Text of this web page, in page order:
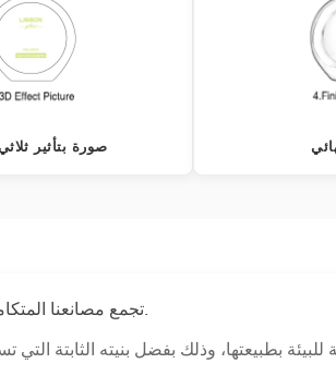
صورة بتأثير
تجمع مصانعنا المتكاملة بسلاسة بين تصنيع الزجاجات وإنتاج الأغطية والمضخات داخل المصنع وعمليات التشطيب الخارجية المتطورة.
للبيئة بطبيعتها، وذلك بفضل بنيته الثابتة